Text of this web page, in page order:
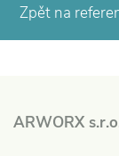
Zpět na
ARWORX